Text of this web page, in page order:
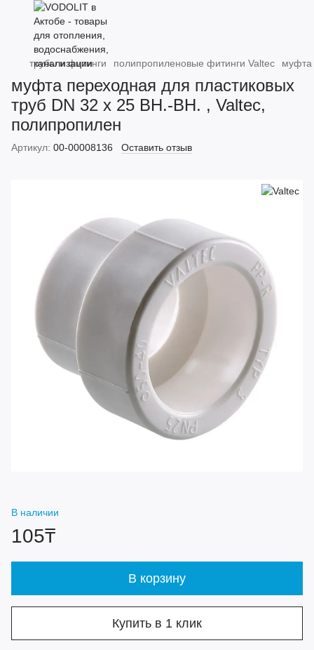
трубы и фитинги полипропиленовые фитинги Valtec муфта
муфта переходная для пластиковых
труб DN 32 х 25 ВН.-ВН. , Valtec,
полипропилен
Артикул: 00-00008136 Оставить отзыв
В наличии
105₸
В корзину
Купить в 1 клик